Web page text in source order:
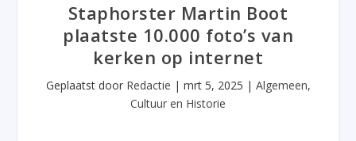
Staphorster Martin Boot
plaatste 10.000 foto’s van
kerken op internet
Geplaatst door Redactie | mrt 5, 2025 | Algemeen,
Cultuur en Historie